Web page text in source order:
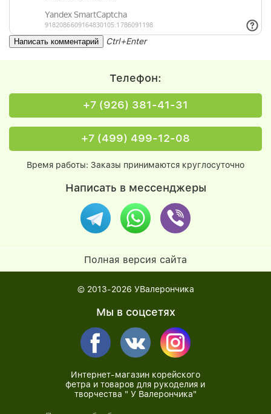
Ctrl+Enter
Телефон:
+7 (926) 381-41-31
+7 (499) 499-12-08
Время работы: Заказы принимаются круглосуточно
Написать в мессенджеры
Полная версия сайта
© 2013-2026 УВалерончика
Мы в соцсетях
Интернет-магазин корейского
фетра и товаров для рукоделия и
творчества " У Валерончика"